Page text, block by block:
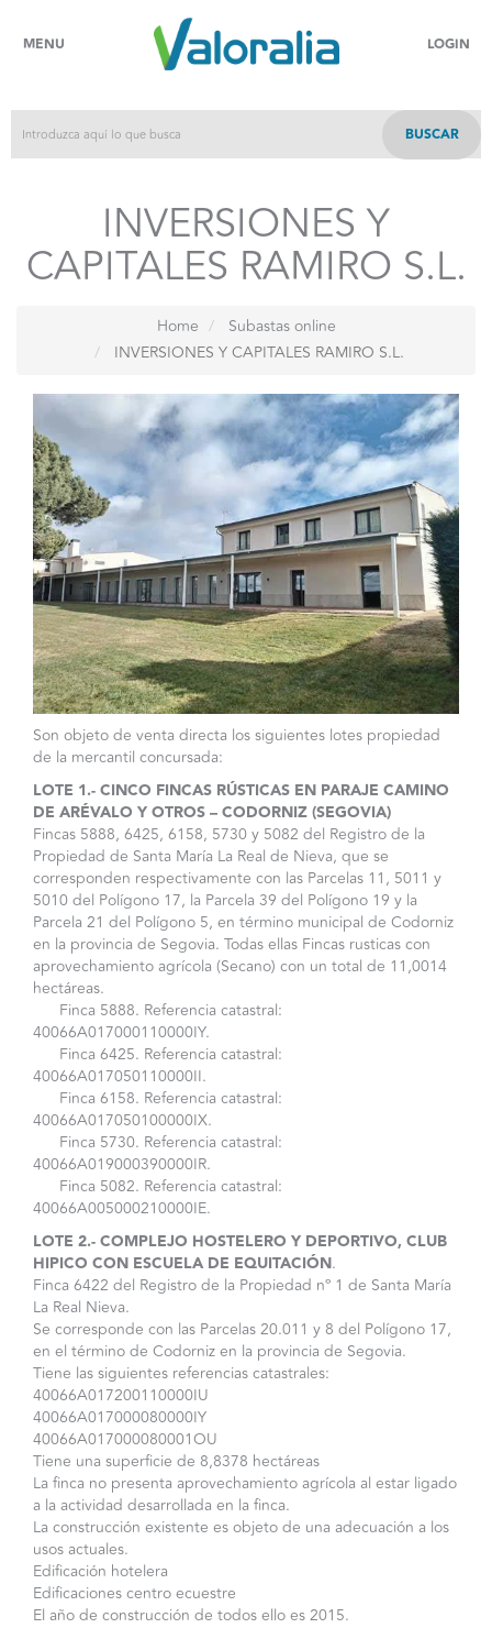
MENU LOGIN
BUSCAR
INVERSIONES Y
CAPITALES RAMIRO S.L.
Home
Subastas online
INVERSIONES Y CAPITALES RAMIRO S.L.
Son objeto de venta directa los siguientes lotes propiedad
de la mercantil concursada:
LOTE 1.- CINCO FINCAS RÚSTICAS EN PARAJE CAMINO
DE ARÉVALO Y OTROS – CODORNIZ (SEGOVIA)
Fincas 5888, 6425, 6158, 5730 y 5082 del Registro de la
Propiedad de Santa María La Real de Nieva, que se
corresponden respectivamente con las Parcelas 11, 5011 y
5010 del Polígono 17, la Parcela 39 del Polígono 19 y la
Parcela 21 del Polígono 5, en término municipal de Codorniz
en la provincia de Segovia. Todas ellas Fincas rusticas con
aprovechamiento agrícola (Secano) con un total de 11,0014
hectáreas.
Finca 5888. Referencia catastral:
40066A017000110000IY.
Finca 6425. Referencia catastral:
40066A017050110000II.
Finca 6158. Referencia catastral:
40066A017050100000IX.
Finca 5730. Referencia catastral:
40066A019000390000IR.
Finca 5082. Referencia catastral:
40066A005000210000IE.
LOTE 2.- COMPLEJO HOSTELERO Y DEPORTIVO, CLUB
HIPICO CON ESCUELA DE EQUITACIÓN.
Finca 6422 del Registro de la Propiedad nº 1 de Santa María
La Real Nieva.
Se corresponde con las Parcelas 20.011 y 8 del Polígono 17,
en el término de Codorniz en la provincia de Segovia.
Tiene las siguientes referencias catastrales:
40066A017200110000IU
40066A017000080000IY
40066A017000080001OU
Tiene una superficie de 8,8378 hectáreas
La finca no presenta aprovechamiento agrícola al estar ligado
a la actividad desarrollada en la finca.
La construcción existente es objeto de una adecuación a los
usos actuales.
Edificación hotelera
Edificaciones centro ecuestre
El año de construcción de todos ello es 2015.